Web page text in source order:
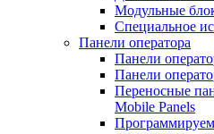
Модульные
Специальное
Панели оператора
Панели
Панели
Переносные
Mobile Panels